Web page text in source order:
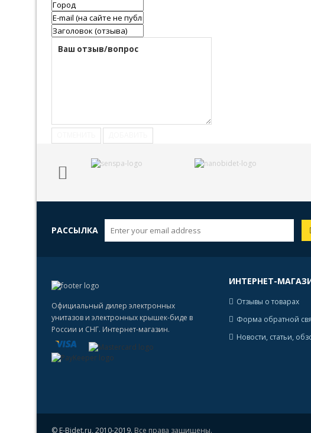
РАССЫЛКА
Официальный дилер электронных
унитазов и электронных крышек-биде в
России и СНГ. Интернет-магазин.
ИНТЕРНЕТ-
Отзывы о товарах
Форма обратной
Новости, статьи,
© E-Bidet.ru, 2010-2019. Все права защищены.